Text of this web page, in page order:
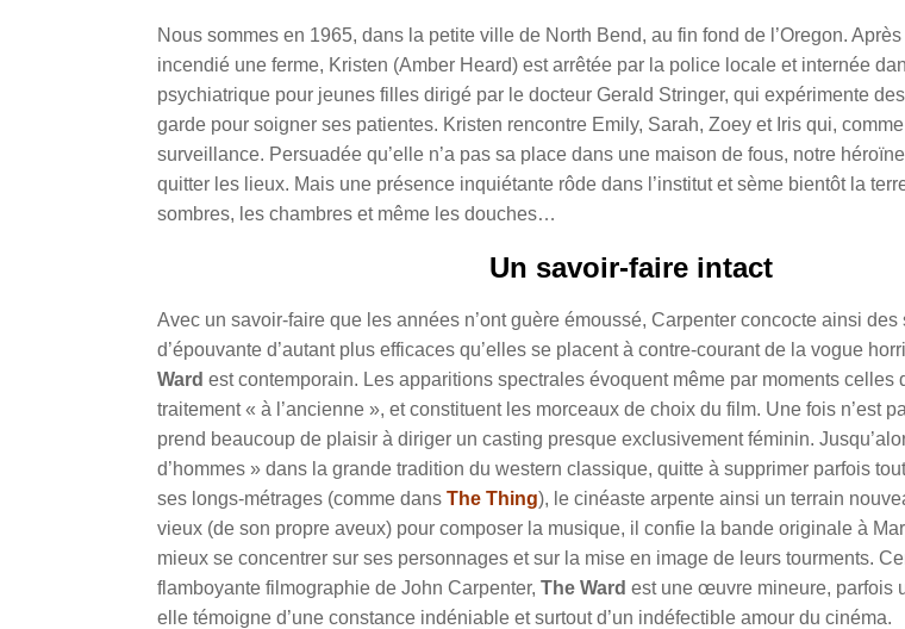
Nous sommes en 1965, dans la petite ville de North Bend, au fin fond de l’Oregon.
incendié une ferme, Kristen (Amber Heard) est arrêtée par la police locale et internée
psychiatrique pour jeunes filles dirigé par le docteur Gerald Stringer, qui expérimente
garde pour soigner ses patientes. Kristen rencontre Emily, Sarah, Zoey et Iris qui,
surveillance. Persuadée qu’elle n’a pas sa place dans une maison de fous, notre
quitter les lieux. Mais une présence inquiétante rôde dans l’institut et sème bientôt la
sombres, les chambres et même les douches…
Un savoir-faire intact
Avec un savoir-faire que les années n’ont guère émoussé, Carpenter concocte ainsi des
d’épouvante d’autant plus efficaces qu’elles se placent à contre-courant de la vogue
Ward est contemporain. Les apparitions spectrales évoquent même par moments celles
traitement « à l’ancienne », et constituent les morceaux de choix du film. Une fois n’est
prend beaucoup de plaisir à diriger un casting presque exclusivement féminin.
d’hommes » dans la grande tradition du western classique, quitte à supprimer parfois
ses longs-métrages (comme dans The Thing), le cinéaste arpente ainsi un terrain
vieux (de son propre aveux) pour composer la musique, il confie la bande originale à
mieux se concentrer sur ses personnages et sur la mise en image de leurs tourments.
flamboyante filmographie de John Carpenter, The Ward est une œuvre mineure, parfois
elle témoigne d’une constance indéniable et surtout d’un indéfectible amour du cinéma.